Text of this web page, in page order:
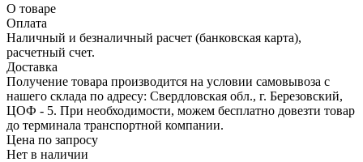
О товаре
Оплата
Наличный и безналичный расчет (банковская карта),
расчетный счет.
Доставка
Получение товара производится на условии самовывоза с
нашего склада по адресу: Свердловская обл., г. Березовский,
ЦОФ - 5. При необходимости, можем бесплатно довезти товар
до терминала транспортной компании.
Цена по запросу
Нет в наличии